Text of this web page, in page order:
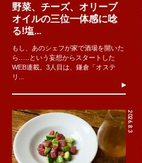
野菜、チーズ、オリーブ
オイルの三位一体感に唸
る!塩...
もし、あのシェフが家で酒場を開いた
ら......という妄想からスタートした
WEB連載。3人目は、鎌倉「オステ
リ...
2026.8.3